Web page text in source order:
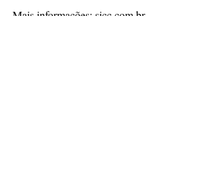
Mais informações: sicc.com.br.